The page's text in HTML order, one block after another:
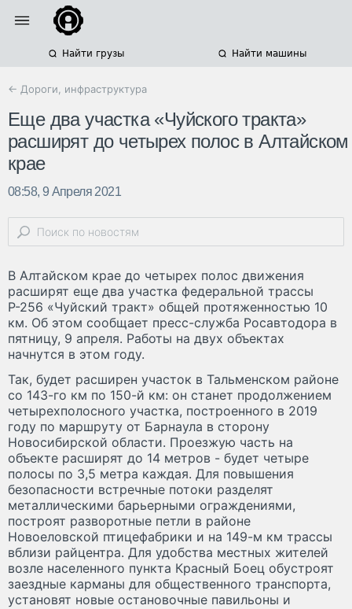
Найти грузы Найти машины
← Дороги, инфраструктура
Еще два участка «Чуйского тракта»
расширят до четырех полос в Алтайском
крае
08:58, 9 Апреля 2021
В Алтайском крае до четырех полос движения
расширят еще два участка федеральной трассы
Р-256 «Чуйский тракт» общей протяженностью 10
км. Об этом сообщает пресс-служба Росавтодора в
пятницу, 9 апреля. Работы на двух объектах
начнутся в этом году.
Так, будет расширен участок в Тальменском районе
со 143-го км по 150-й км: он станет продолжением
четырехполосного участка, построенного в 2019
году по маршруту от Барнаула в сторону
Новосибирской области. Проезжую часть на
объекте расширят до 14 метров - будет четыре
полосы по 3,5 метра каждая. Для повышения
безопасности встречные потоки разделят
металлическими барьерными ограждениями,
построят разворотные петли в районе
Новоеловской птицефабрики и на 149-м км трассы
вблизи райцентра. Для удобства местных жителей
возле населенного пункта Красный Боец обустроят
заездные карманы для общественного транспорта,
установят новые остановочные павильоны и